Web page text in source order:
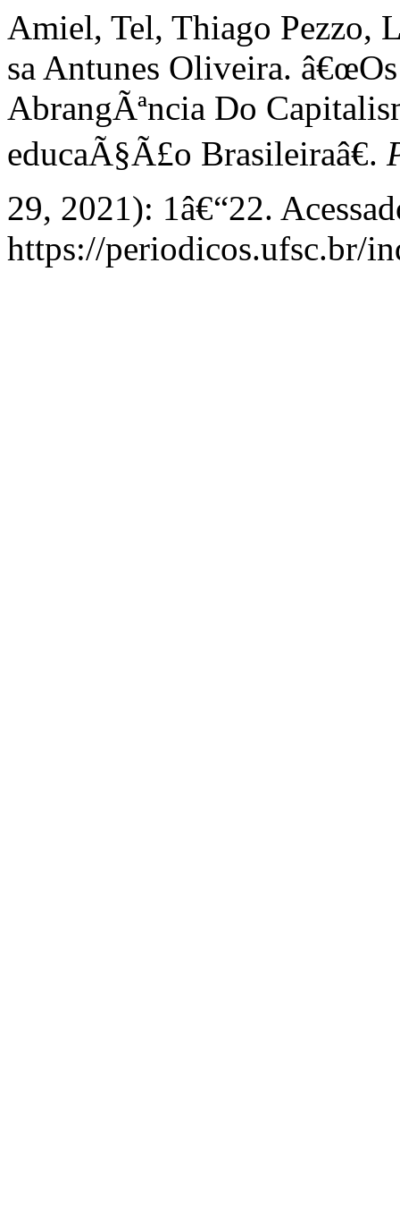
Amiel, Tel, Thiago Pezzo,
sa Antunes Oliveira.
AbrangÃªncia Do
educaÃ§Ã£o Brasileiraâ€.
29, 2021): 1â€“22.
https://periodicos.ufsc.br/